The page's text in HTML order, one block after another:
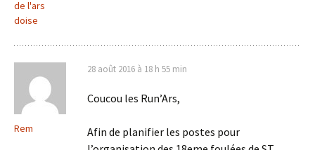
de l'ars
doise
Rem
28 août 2016 à 18 h 55 min
Coucou les Run’Ars,
Afin de planifier les postes pour